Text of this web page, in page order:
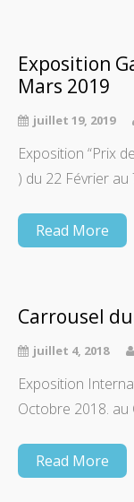
Exposition
Mars 2019
juillet 19, 2019
Exposition “Prix
) du 22 Février
Read More
Carrousel
juillet 4, 2018
Exposition
Octobre 2018.
Read More